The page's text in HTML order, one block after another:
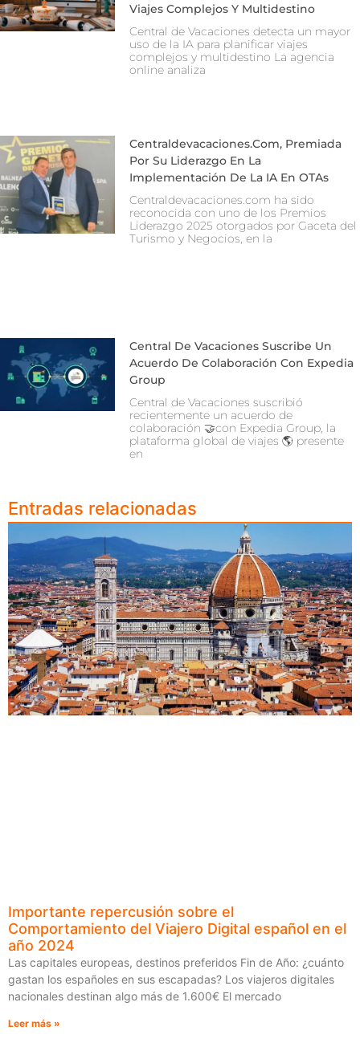
Viajes Complejos Y Multidestino
Central de Vacaciones detecta un mayor
uso de la IA para planificar viajes
complejos y multidestino La agencia
online analiza
Centraldevacaciones.com, Premiada
Por Su Liderazgo En La
Implementación De La IA En OTAs
Centraldevacaciones.com ha sido
reconocida con uno de los Premios
Liderazgo 2025 otorgados por Gaceta del
Turismo y Negocios, en la
Central De Vacaciones Suscribe Un
Acuerdo De Colaboración Con Expedia
Group
Central de Vacaciones suscribió
recientemente un acuerdo de
colaboración 🤝con Expedia Group, la
plataforma global de viajes 🌎 presente
en
Entradas relacionadas
Importante repercusión sobre el
Comportamiento del Viajero Digital español en el
año 2024
Las capitales europeas, destinos preferidos Fin de Año: ¿cuánto
gastan los españoles en sus escapadas? Los viajeros digitales
nacionales destinan algo más de 1.600€ El mercado
Leer más »